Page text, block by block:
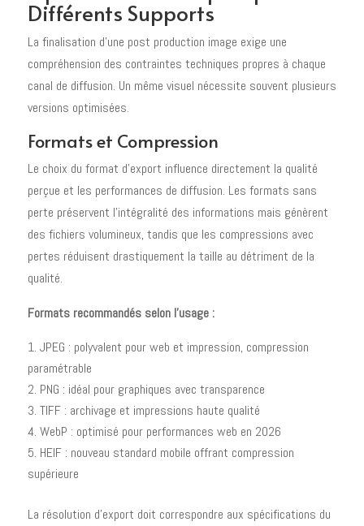
Différents Supports
La finalisation d'une post production image exige une
compréhension des contraintes techniques propres à chaque
canal de diffusion. Un même visuel nécessite souvent plusieurs
versions optimisées.
Formats et Compression
Le choix du format d'export influence directement la qualité
perçue et les performances de diffusion. Les formats sans
perte préservent l'intégralité des informations mais génèrent
des fichiers volumineux, tandis que les compressions avec
pertes réduisent drastiquement la taille au détriment de la
qualité.
Formats recommandés selon l'usage :
JPEG : polyvalent pour web et impression, compression
paramétrable
PNG : idéal pour graphiques avec transparence
TIFF : archivage et impressions haute qualité
WebP : optimisé pour performances web en 2026
HEIF : nouveau standard mobile offrant compression
supérieure
La résolution d'export doit correspondre aux spécifications du